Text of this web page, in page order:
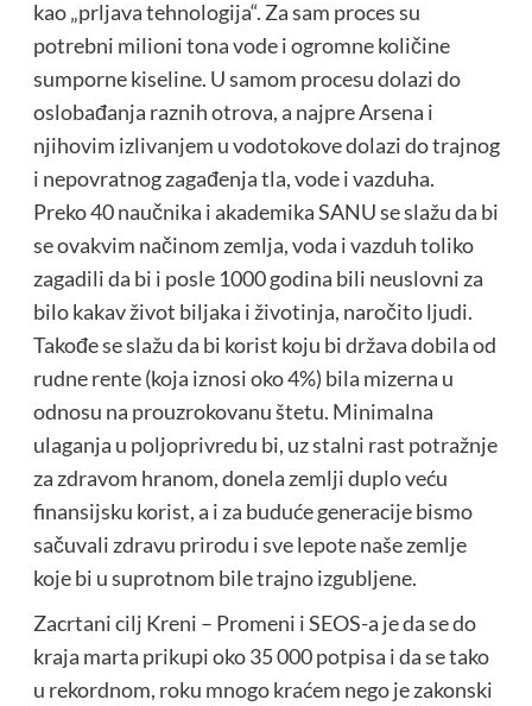
kao „prljava tehnologija“. Za sam proces su
potrebni milioni tona vode i ogromne količine
sumporne kiseline. U samom procesu dolazi do
oslobađanja raznih otrova, a najpre Arsena i
njihovim izlivanjem u vodotokove dolazi do trajnog
i nepovratnog zagađenja tla, vode i vazduha.
Preko 40 naučnika i akademika SANU se slažu da bi
se ovakvim načinom zemlja, voda i vazduh toliko
zagadili da bi i posle 1000 godina bili neuslovni za
bilo kakav život biljaka i životinja, naročito ljudi.
Takođe se slažu da bi korist koju bi država dobila od
rudne rente (koja iznosi oko 4%) bila mizerna u
odnosu na prouzrokovanu štetu. Minimalna
ulaganja u poljoprivredu bi, uz stalni rast potražnje
za zdravom hranom, donela zemlji duplo veću
finansijsku korist, a i za buduće generacije bismo
sačuvali zdravu prirodu i sve lepote naše zemlje
koje bi u suprotnom bile trajno izgubljene.
Zacrtani cilj Kreni – Promeni i SEOS-a je da se do
kraja marta prikupi oko 35 000 potpisa i da se tako
u rekordnom, roku mnogo kraćem nego je zakonski